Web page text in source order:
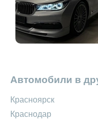
Автомобили в
Красноярск
Краснодар